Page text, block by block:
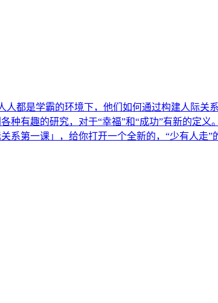
都是学霸的环境下，他们如何通过构建人际关
种有趣的研究，对于“幸福”和“成功”有新的定
系第一课」，给你打开一个全新的，“少有人走”